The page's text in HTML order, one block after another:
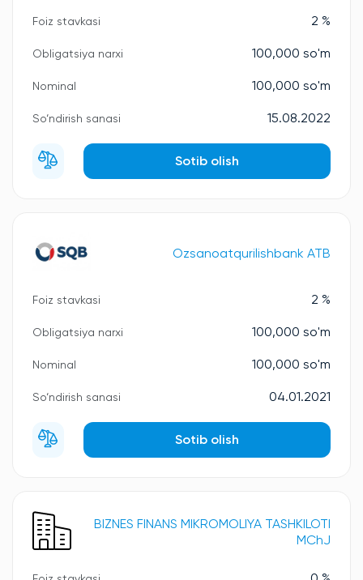
Foiz stavkasi 2 %
Obligatsiya narxi 100,000 so'm
Nominal 100,000 so'm
So‘ndirish sanasi 15.08.2022
Sotib olish
Ozsanoatqurilishbank ATB
Foiz stavkasi 2 %
Obligatsiya narxi 100,000 so'm
Nominal 100,000 so'm
So‘ndirish sanasi 04.01.2021
Sotib olish
BIZNES FINANS MIKROMOLIYA TASHKILOTI
MChJ